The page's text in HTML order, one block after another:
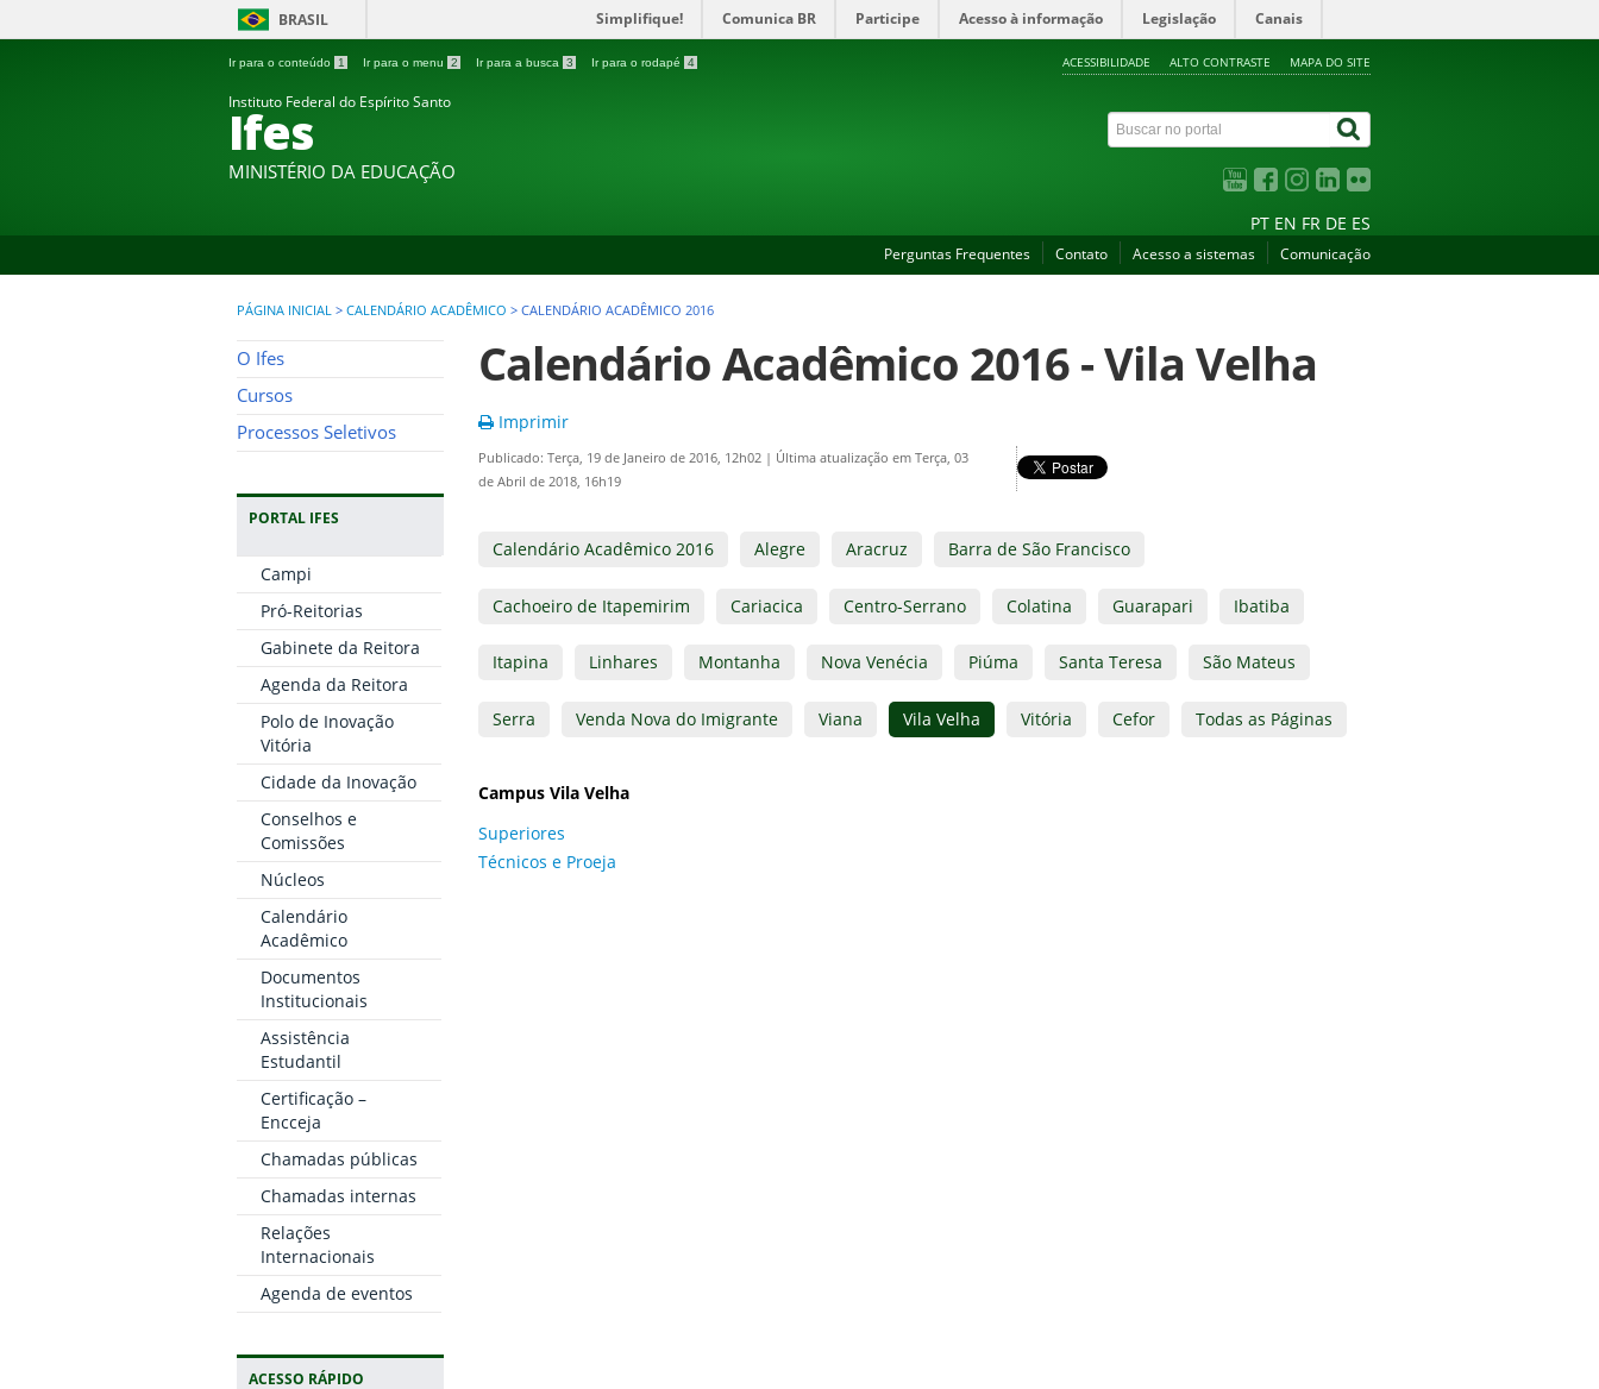
BRASIL Simplifique! Comunica BR Participe Acesso à informação Legislação Canais
Ir para o conteúdo 1 Ir para o menu 2 Ir para a busca 3 Ir para o rodapé 4 ACESSIBILIDADE ALTO CONTRASTE MAPA DO SITE
Instituto Federal do Espírito Santo
Ifes
MINISTÉRIO DA EDUCAÇÃO
PT EN FR DE ES
Perguntas Frequentes Contato Acesso a sistemas Comunicação
PÁGINA INICIAL > CALENDÁRIO ACADÊMICO > CALENDÁRIO ACADÊMICO 2016
O Ifes
Cursos
Processos Seletivos
PORTAL IFES
Campi
Pró-Reitorias
Gabinete da Reitora
Agenda da Reitora
Polo de Inovação
Vitória
Cidade da Inovação
Conselhos e
Comissões
Núcleos
Calendário
Acadêmico
Documentos
Institucionais
Assistência
Estudantil
Certificação –
Encceja
Chamadas públicas
Chamadas internas
Relações
Internacionais
Agenda de eventos
ACESSO RÁPIDO
Calendário Acadêmico 2016 - Vila Velha
Imprimir
Publicado: Terça, 19 de Janeiro de 2016, 12h02 | Última atualização em Terça, 03
de Abril de 2018, 16h19
Calendário Acadêmico 2016 Alegre Aracruz Barra de São Francisco
Cachoeiro de Itapemirim Cariacica Centro-Serrano Colatina Guarapari Ibatiba
Itapina Linhares Montanha Nova Venécia Piúma Santa Teresa São Mateus
Serra Venda Nova do Imigrante Viana Vila Velha Vitória Cefor Todas as Páginas
Campus Vila Velha
Superiores
Técnicos e Proeja